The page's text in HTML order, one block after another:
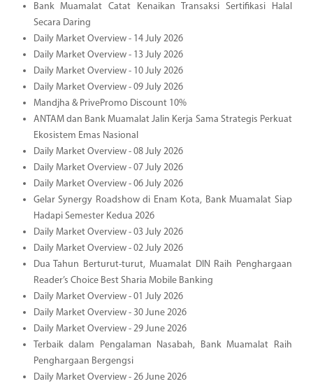
Bank Muamalat Catat Kenaikan Transaksi Sertifikasi Halal
Secara Daring
Daily Market Overview - 14 July 2026
Daily Market Overview - 13 July 2026
Daily Market Overview - 10 July 2026
Daily Market Overview - 09 July 2026
Mandjha & PrivePromo Discount 10%
ANTAM dan Bank Muamalat Jalin Kerja Sama Strategis Perkuat
Ekosistem Emas Nasional
Daily Market Overview - 08 July 2026
Daily Market Overview - 07 July 2026
Daily Market Overview - 06 July 2026
Gelar Synergy Roadshow di Enam Kota, Bank Muamalat Siap
Hadapi Semester Kedua 2026
Daily Market Overview - 03 July 2026
Daily Market Overview - 02 July 2026
Dua Tahun Berturut-turut, Muamalat DIN Raih Penghargaan
Reader’s Choice Best Sharia Mobile Banking
Daily Market Overview - 01 July 2026
Daily Market Overview - 30 June 2026
Daily Market Overview - 29 June 2026
Terbaik dalam Pengalaman Nasabah, Bank Muamalat Raih
Penghargaan Bergengsi
Daily Market Overview - 26 June 2026